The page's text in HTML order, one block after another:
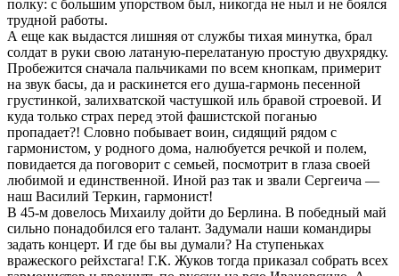
полку: с большим упорством был, никогда не ныл и не боялся
трудной работы.
А еще как выдастся лишняя от службы тихая минутка, брал
солдат в руки свою латаную-перелатаную простую двухрядку.
Пробежится сначала пальчиками по всем кнопкам, примерит
на звук басы, да и раскинется его душа-гармонь песенной
грустинкой, залихватской частушкой иль бравой строевой. И
куда только страх перед этой фашистской поганью
пропадает?! Словно побывает воин, сидящий рядом с
гармонистом, у родного дома, налюбуется речкой и полем,
повидается да поговорит с семьей, посмотрит в глаза своей
любимой и единственной. Иной раз так и звали Сергеича —
наш Василий Теркин, гармонист!
В 45-м довелось Михаилу дойти до Берлина. В победный май
сильно понадобился его талант. Задумали наши командиры
задать концерт. И где бы вы думали? На ступеньках
вражеского рейхстага! Г.К. Жуков тогда приказал собрать всех